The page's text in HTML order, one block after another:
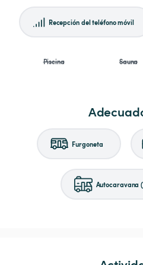
Recepción del teléfono móvil
Piscina Sauna
Furgoneta
Autocaravana